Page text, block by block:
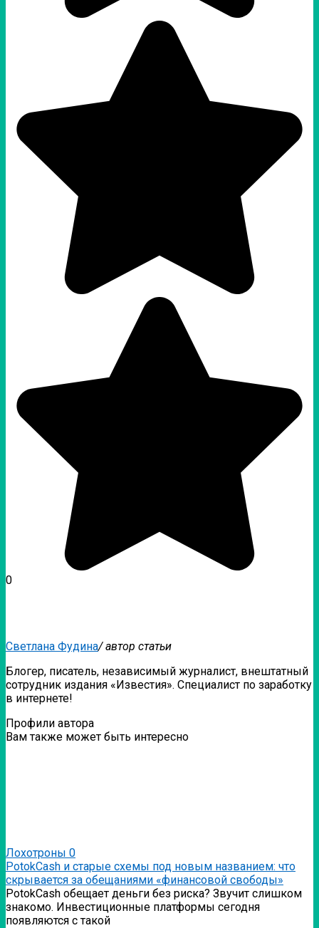
0
Светлана Фудина/ автор статьи
Блогер, писатель, независимый журналист, внештатный
сотрудник издания «Известия». Специалист по заработку
в интернете!
Профили автора
Вам также может быть интересно
Лохотроны 0
PotokCash и старые схемы под новым названием: что
скрывается за обещаниями «финансовой свободы»
PotokCash обещает деньги без риска? Звучит слишком
знакомо. Инвестиционные платформы сегодня
появляются с такой